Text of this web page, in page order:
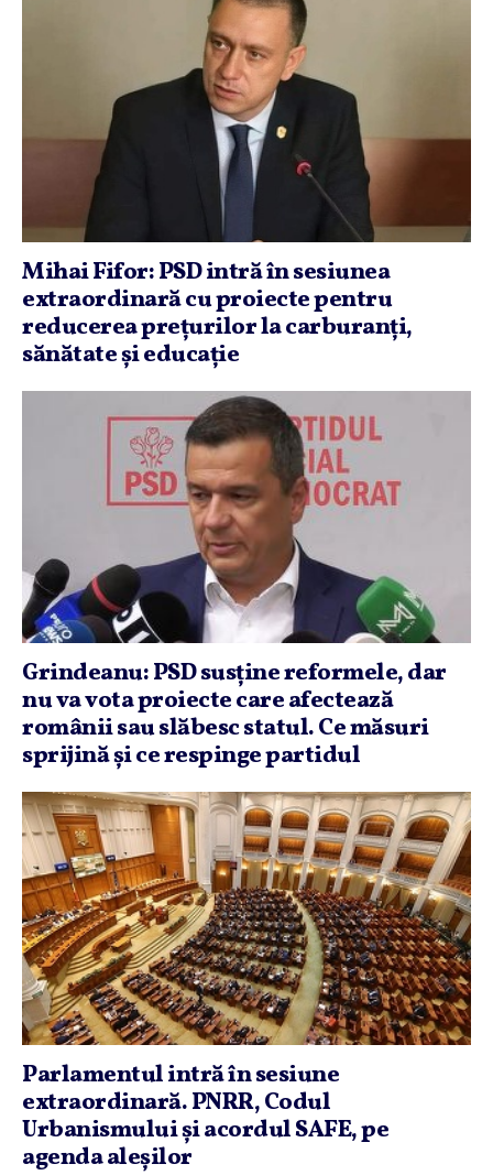
Mihai Fifor: PSD intră în sesiunea
extraordinară cu proiecte pentru
reducerea preţurilor la carburanţi,
sănătate şi educaţie
Grindeanu: PSD susţine reformele, dar
nu va vota proiecte care afectează
românii sau slăbesc statul. Ce măsuri
sprijină şi ce respinge partidul
Parlamentul intră în sesiune
extraordinară. PNRR, Codul
Urbanismului şi acordul SAFE, pe
agenda aleşilor